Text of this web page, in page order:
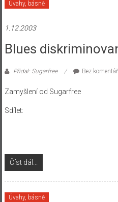
Úvahy, básně
1.12.2003
Blues
Přidal: Sugarfree Bez
Zamyšlení od Sugarfree
Sdílet:
Číst dál...
Úvahy, básně